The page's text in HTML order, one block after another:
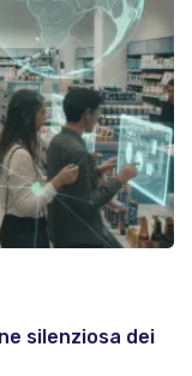
silenziosa dei